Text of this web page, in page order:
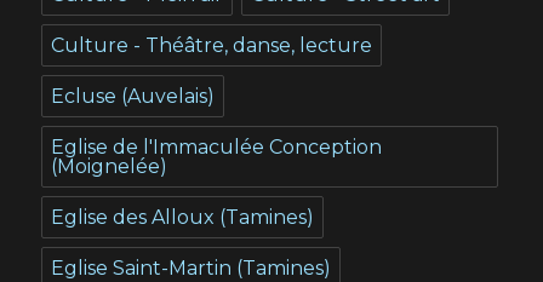
Culture - Théâtre, danse, lecture
Ecluse (Auvelais)
Eglise de l'Immaculée Conception
(Moignelée)
Eglise des Alloux (Tamines)
Eglise Saint-Martin (Tamines)